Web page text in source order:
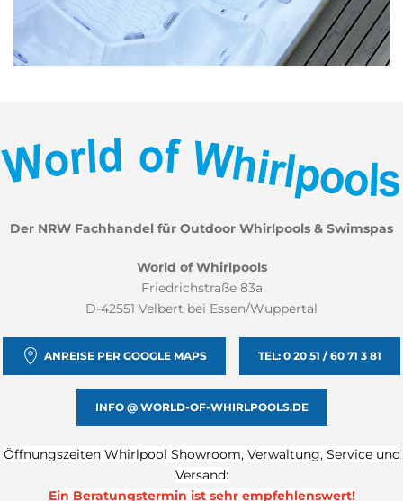
Der NRW Fachhandel für Outdoor Whirlpools & Swimspas
World of Whirlpools
Friedrichstraße 83a
D-42551 Velbert bei Essen/Wuppertal
ANREISE PER GOOGLE MAPS TEL: 0 20 51 / 60 71 3 81
INFO @ WORLD-OF-WHIRLPOOLS.DE
Öffnungszeiten Whirlpool Showroom, Verwaltung, Service und
Versand:
Ein Beratungstermin ist sehr empfehlenswert!